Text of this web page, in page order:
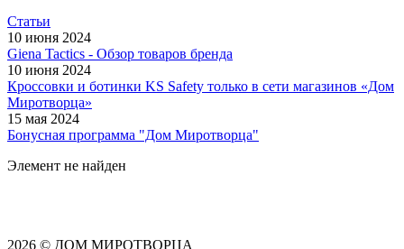
Статьи
10 июня 2024
Giena Tactics - Обзор товаров бренда
10 июня 2024
Кроссовки и ботинки KS Safety только в сети магазинов «Дом
Миротворца»
15 мая 2024
Бонусная программа "Дом Миротворца"
Элемент не найден
2026 © ДОМ МИРОТВОРЦА